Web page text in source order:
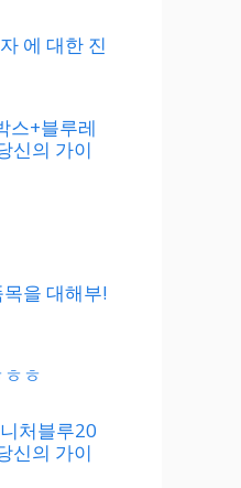
에 대한 진
스+블루레
신의 가이
을 대해부!
ㅎ
처블루20
신의 가이